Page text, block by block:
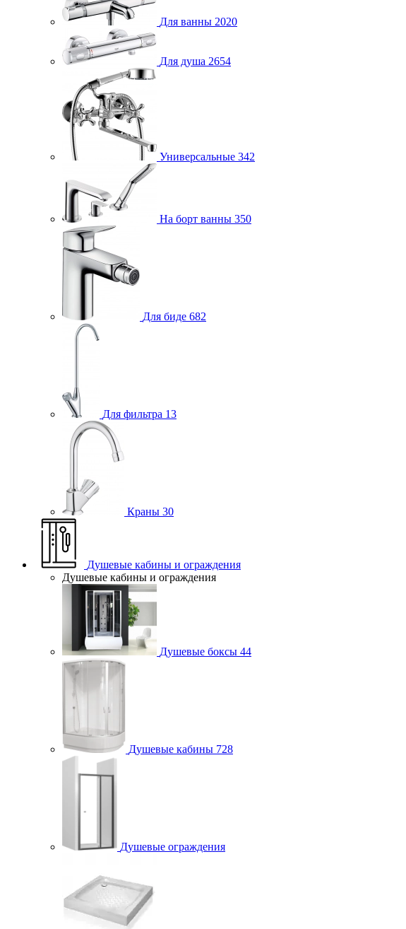
Для ванны 2020
Для душа 2654
Универсальные 342
На борт ванны 350
Для биде 682
Для фильтра 13
Краны 30
Душевые кабины и ограждения
Душевые кабины и ограждения
Душевые боксы 44
Душевые кабины 728
Душевые ограждения